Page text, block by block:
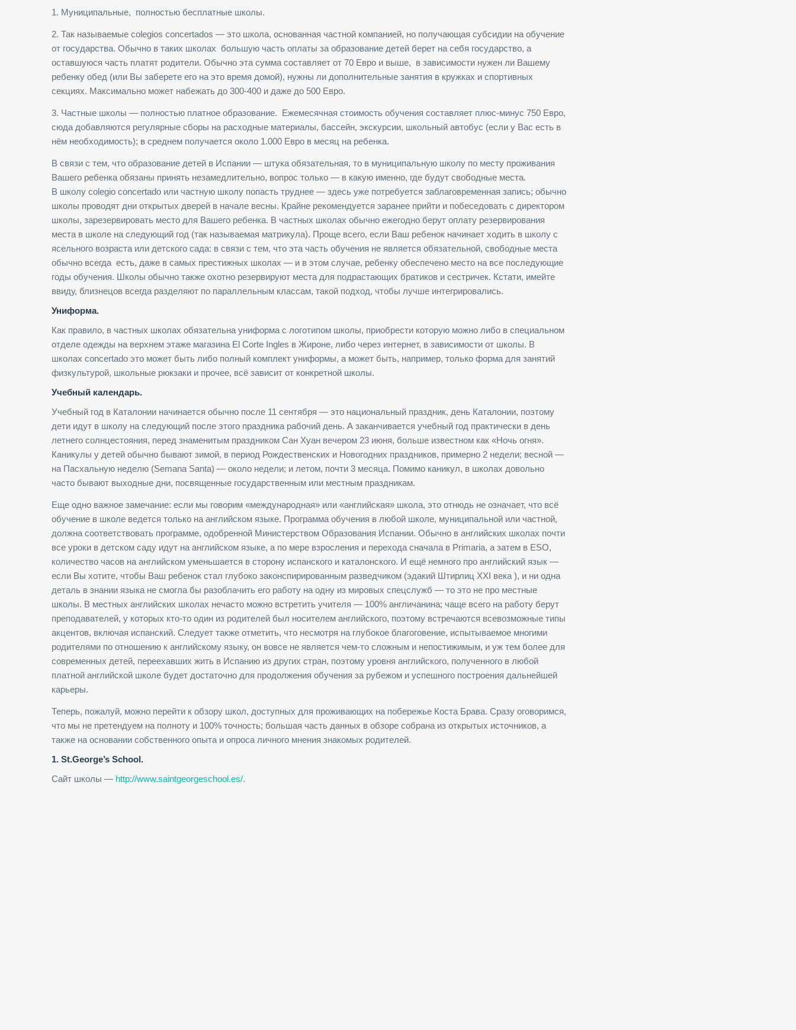
1. Муниципальные, полностью бесплатные школы.
2. Так называемые colegios concertados — это школа, основанная частной компанией, но получающая субсидии на обучение
от государства. Обычно в таких школах большую часть оплаты за образование детей берет на себя государство, а
оставшуюся часть платят родители. Обычно эта сумма составляет от 70 Евро и выше, в зависимости нужен ли Вашему
ребенку обед (или Вы заберете его на это время домой), нужны ли дополнительные занятия в кружках и спортивных
секциях. Максимально может набежать до 300-400 и даже до 500 Евро.
3. Частные школы — полностью платное образование. Ежемесячная стоимость обучения составляет плюс-минус 750 Евро,
сюда добавляются регулярные сборы на расходные материалы, бассейн, экскурсии, школьный автобус (если у Вас есть в
нём необходимость); в среднем получается около 1.000 Евро в месяц на ребенка.
В связи с тем, что образование детей в Испании — штука обязательная, то в муниципальную школу по месту проживания
Вашего ребенка обязаны принять незамедлительно, вопрос только — в какую именно, где будут свободные места.
В школу colegio concertado или частную школу попасть труднее — здесь уже потребуется заблаговременная запись; обычно
школы проводят дни открытых дверей в начале весны. Крайне рекомендуется заранее прийти и побеседовать с директором
школы, зарезервировать место для Вашего ребенка. В частных школах обычно ежегодно берут оплату резервирования
места в школе на следующий год (так называемая матрикула). Проще всего, если Ваш ребенок начинает ходить в школу с
ясельного возраста или детского сада: в связи с тем, что эта часть обучения не является обязательной, свободные места
обычно всегда есть, даже в самых престижных школах — и в этом случае, ребенку обеспечено место на все последующие
годы обучения. Школы обычно также охотно резервируют места для подрастающих братиков и сестричек. Кстати, имейте
ввиду, близнецов всегда разделяют по параллельным классам, такой подход, чтобы лучше интегрировались.
Униформа.
Как правило, в частных школах обязательна униформа с логотипом школы, приобрести которую можно либо в специальном
отделе одежды на верхнем этаже магазина El Corte Ingles в Жироне, либо через интернет, в зависимости от школы. В
школах concertado это может быть либо полный комплект униформы, а может быть, например, только форма для занятий
физкультурой, школьные рюкзаки и прочее, всё зависит от конкретной школы.
Учебный календарь.
Учебный год в Каталонии начинается обычно после 11 сентября — это национальный праздник, день Каталонии, поэтому
дети идут в школу на следующий после этого праздника рабочий день. А заканчивается учебный год практически в день
летнего солнцестояния, перед знаменитым праздником Сан Хуан вечером 23 июня, больше известном как «Ночь огня».
Каникулы у детей обычно бывают зимой, в период Рождественских и Новогодних праздников, примерно 2 недели; весной —
на Пасхальную неделю (Semana Santa) — около недели; и летом, почти 3 месяца. Помимо каникул, в школах довольно
часто бывают выходные дни, посвященные государственным или местным праздникам.
Еще одно важное замечание: если мы говорим «международная» или «английская» школа, это отнюдь не означает, что всё
обучение в школе ведется только на английском языке. Программа обучения в любой школе, муниципальной или частной,
должна соответствовать программе, одобренной Министерством Образования Испании. Обычно в английских школах почти
все уроки в детском саду идут на английском языке, а по мере взросления и перехода сначала в Primaria, а затем в ESO,
количество часов на английском уменьшается в сторону испанского и каталонского. И ещё немного про английский язык —
если Вы хотите, чтобы Ваш ребенок стал глубоко законспирированным разведчиком (эдакий Штирлиц XXI века ), и ни одна
деталь в знании языка не смогла бы разоблачить его работу на одну из мировых спецслужб — то это не про местные
школы. В местных английских школах нечасто можно встретить учителя — 100% англичанина; чаще всего на работу берут
преподавателей, у которых кто-то один из родителей был носителем английского, поэтому встречаются всевозможные типы
акцентов, включая испанский. Следует также отметить, что несмотря на глубокое благоговение, испытываемое многими
родителями по отношению к английскому языку, он вовсе не является чем-то сложным и непостижимым, и уж тем более для
современных детей, переехавших жить в Испанию из других стран, поэтому уровня английского, полученного в любой
платной английской школе будет достаточно для продолжения обучения за рубежом и успешного построения дальнейшей
карьеры.
Теперь, пожалуй, можно перейти к обзору школ, доступных для проживающих на побережье Коста Брава. Сразу оговоримся,
что мы не претендуем на полноту и 100% точность; большая часть данных в обзоре собрана из открытых источников, а
также на основании собственного опыта и опроса личного мнения знакомых родителей.
1. St.George’s School.
Сайт школы — http://www.saintgeorgeschool.es/.